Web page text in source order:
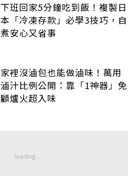
下班回家5分鐘吃到飯！複製日
本「冷凍存款」必學3技巧，自
煮安心又省事
家裡沒滷包也能做滷味！萬用
滷汁比例公開：靠「1神器」免
顧爐火超入味